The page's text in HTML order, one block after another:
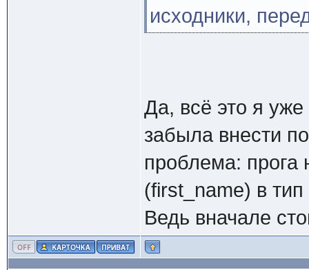
исходники,
Да, всё это я
забыла внести
проблема: прога
(first_name) в
Ведь вначале